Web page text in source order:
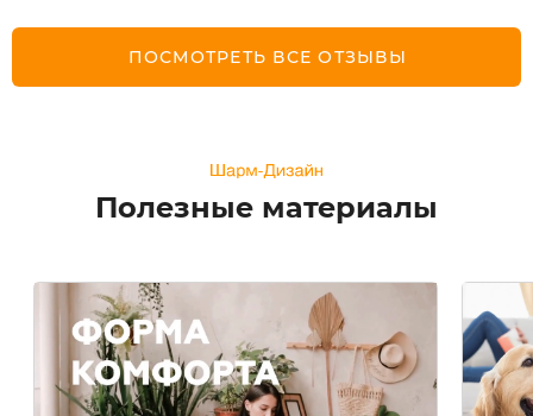
ПОСМОТРЕТЬ ВСЕ ОТЗЫВЫ
Полезные материалы